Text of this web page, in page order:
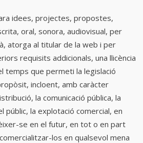
idees, projectes, propostes,
oral, sonora, audiovisual, per
atorga al titular de la web i per
requisits addicionals, una llicència
temps que permeti la legislació
incloent, amb caràcter
la comunicació pública, la
públic, la explotació comercial, en
se en el futur, en tot o en part
los en qualsevol mena